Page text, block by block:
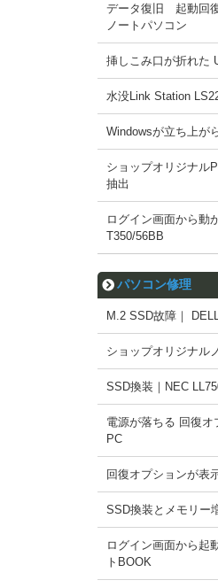
データ復旧 起動回
ノートパソコン
挿しこみ口が折れた
水没Link Station
Windowsが立ち上が
ショップオリジナ
抽出
ログイン画面から動
T350/56BB
パソコン修理
M.2 SSD故障｜
ショップオリジナル
SSD換装｜NEC
電源が落ちる 回復オ
PC
回復オプションが表
SSD換装とメモリー
ログイン画面から起
トBOOK